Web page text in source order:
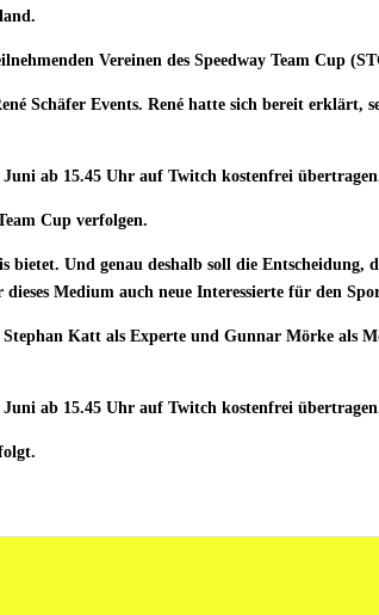
Vereinen des Speedway Team Cup
Schäfer Events. René hatte sich bereit
ab 15.45 Uhr auf Twitch kostenfrei
Cup verfolgen.
Und genau deshalb soll die
Medium auch neue Interessierte für den
Katt als Experte und Gunnar Mörke als
ab 15.45 Uhr auf Twitch kostenfrei